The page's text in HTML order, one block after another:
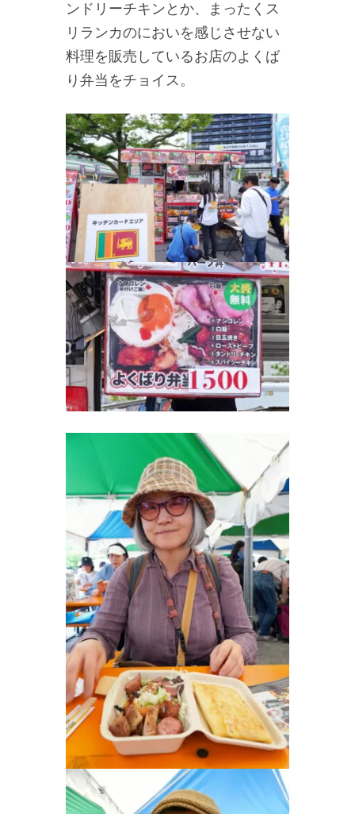
ンドリーチキンとか、まったくス
リランカのにおいを感じさせない
料理を販売しているお店のよくば
り弁当をチョイス。